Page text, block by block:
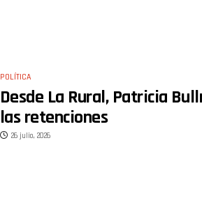
POLÍTICA
Desde La Rural, Patricia
las retenciones
26 julio, 2026